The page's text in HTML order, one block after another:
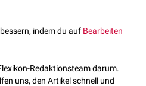
indem du auf Bearbeiten
Redaktionsteam darum.
uns, den Artikel schnell und